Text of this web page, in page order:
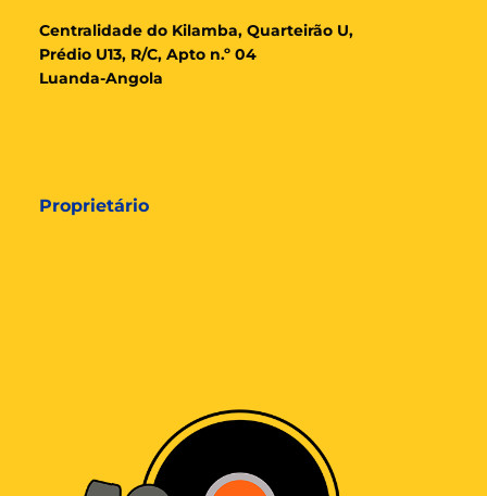
Centralidade do Kilamba, Quarteirão U,
Prédio U13, R/C, Apto n.º 04
Luanda-Angola
Proprietário